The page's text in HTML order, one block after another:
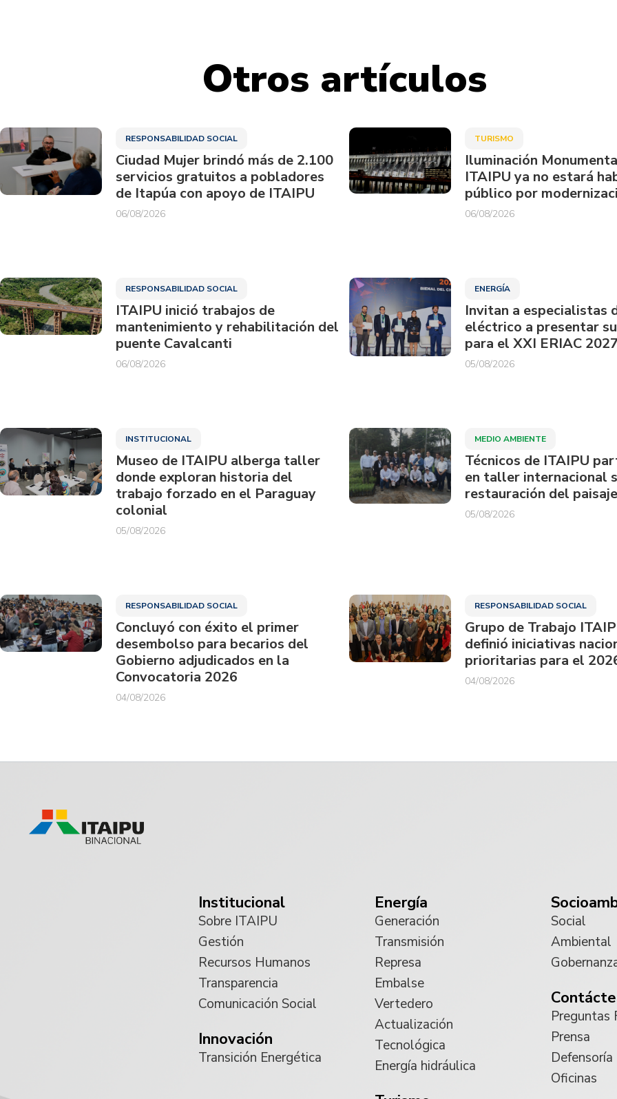
Otros artículos
RESPONSABILIDAD SOCIAL
Ciudad Mujer brindó más de 2.100
servicios gratuitos a pobladores
de Itapúa con apoyo de ITAIPU
06/08/2026
TURISMO
Iluminación
ITAIPU ya no estará
público por
06/08/2026
RESPONSABILIDAD SOCIAL
ITAIPU inició trabajos de
mantenimiento y rehabilitación del
puente Cavalcanti
06/08/2026
ENERGÍA
Invitan a especialistas
eléctrico a presentar
para el XXI ERIAC
05/08/2026
INSTITUCIONAL
Museo de ITAIPU alberga taller
donde exploran historia del
trabajo forzado en el Paraguay
colonial
05/08/2026
MEDIO AMBIENTE
Técnicos de ITAIPU
en taller internacional
restauración del
05/08/2026
RESPONSABILIDAD SOCIAL
Concluyó con éxito el primer
desembolso para becarios del
Gobierno adjudicados en la
Convocatoria 2026
04/08/2026
RESPONSABILIDAD SOCIAL
Grupo de Trabajo
definió iniciativas
prioritarias para el
04/08/2026
Institucional
Sobre ITAIPU
Gestión
Recursos Humanos
Transparencia
Comunicación Social
Innovación
Transición Energética
Energía
Generación
Transmisión
Represa
Embalse
Vertedero
Actualización
Tecnológica
Energía hidráulica
Social
Ambiental
Preguntas
Prensa
Oficinas